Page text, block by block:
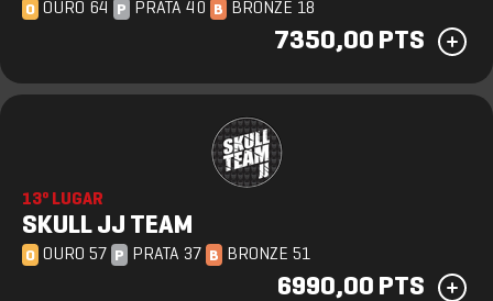
O OURO 64 P PRATA 40 B BRONZE 18
7350,00 PTS
13º LUGAR
SKULL JJ TEAM
O OURO 57 P PRATA 37 B BRONZE 51
6990,00 PTS